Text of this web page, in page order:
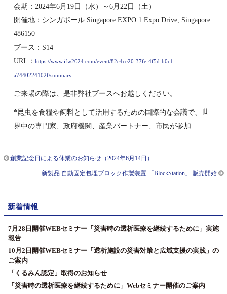
会期：2024年6月19日（水）～6月22日（土）
開催地：シンガポール Singapore EXPO 1 Expo Drive, Singapore
486150
ブース：S14
URL： https://www.ifw2024.com/event/82c4ce20-37fe-4f5d-b0c1-
a7440224102f/summary
ご来場の際は、是非弊社ブースへお越しください。
*昆虫を食糧や飼料として活用するための国際的な会議で、世
界中の専門家、政府機関、産業パートナー、市民が参加
創業記念日による休業のお知らせ（2024年6月14日）
新製品 自動固定包埋ブロック作製装置 「BlockStation」 販売開始
新着情報
7月28日開催WEBセミナー「災害時の透析医療を継続するために」実施
報告
10月2日開催WEBセミナー「透析施設の災害対策と広域支援の実践」の
ご案内
「くるみん認定」取得のお知らせ
「災害時の透析医療を継続するために」Webセミナー開催のご案内